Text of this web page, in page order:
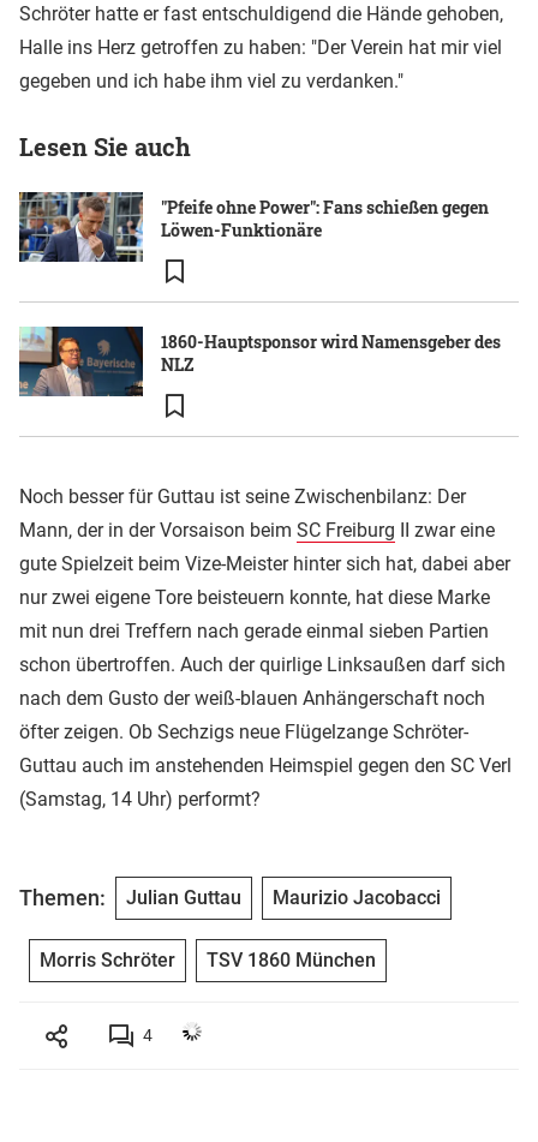
Schröter hatte er fast entschuldigend die Hände gehoben,
Halle ins Herz getroffen zu haben: "Der Verein hat mir viel
gegeben und ich habe ihm viel zu verdanken."
Lesen Sie auch
"Pfeife ohne Power": Fans schießen gegen
Löwen-Funktionäre
1860-Hauptsponsor wird Namensgeber des
NLZ
Noch besser für Guttau ist seine Zwischenbilanz: Der
Mann, der in der Vorsaison beim SC Freiburg II zwar eine
gute Spielzeit beim Vize-Meister hinter sich hat, dabei aber
nur zwei eigene Tore beisteuern konnte, hat diese Marke
mit nun drei Treffern nach gerade einmal sieben Partien
schon übertroffen. Auch der quirlige Linksaußen darf sich
nach dem Gusto der weiß-blauen Anhängerschaft noch
öfter zeigen. Ob Sechzigs neue Flügelzange Schröter-
Guttau auch im anstehenden Heimspiel gegen den SC Verl
(Samstag, 14 Uhr) performt?
Themen: Julian Guttau Maurizio Jacobacci
Morris Schröter TSV 1860 München
4